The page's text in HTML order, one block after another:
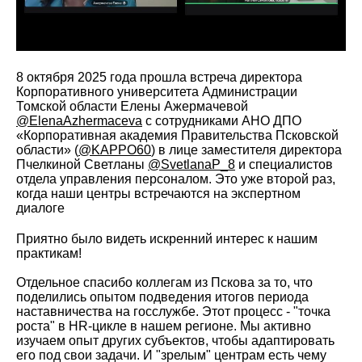
8 октября 2025 года прошла встреча директора
Корпоративного университета Администрации
Томской области Елены Ажермачевой
@ElenaAzhermaceva с сотрудниками АНО ДПО
«Корпоративная академия Правительства Псковской
области» (@KAPPO60) в лице заместителя директора
Пчелкиной Светланы @SvetlanaP_8 и специалистов
отдела управления персоналом. Это уже второй раз,
когда наши центры встречаются на экспертном
диалоге
Приятно было видеть искренний интерес к нашим
практикам!
Отдельное спасибо коллегам из Пскова за то, что
поделились опытом подведения итогов периода
наставничества на госслужбе. Этот процесс - "точка
роста" в HR-цикле в нашем регионе. Мы активно
изучаем опыт других субъектов, чтобы адаптировать
его под свои задачи. И "зрелым" центрам есть чему